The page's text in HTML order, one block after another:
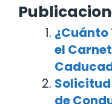
¿Cuánto
el
Solicitud
de